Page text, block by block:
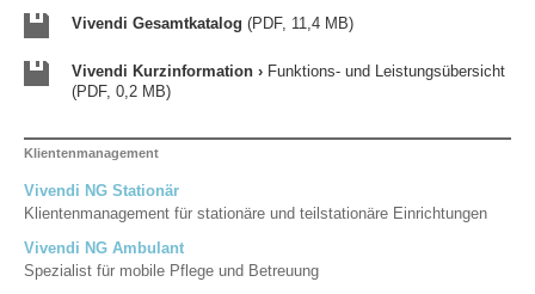
Vivendi Gesamtkatalog (PDF, 11,4 MB)
Vivendi Kurzinformation › Funktions- und Leistungsübersicht
(PDF, 0,2 MB)
Klientenmanagement
Vivendi NG Stationär
Klientenmanagement für stationäre und teilstationäre Einrichtungen
Vivendi NG Ambulant
Spezialist für mobile Pflege und Betreuung